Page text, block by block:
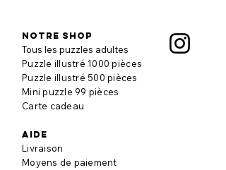
Notre shop
Tous les puzzles adultes
Puzzle illustré 1000 pièces
Puzzle illustré 500 pièces
Mini puzzle 99 pièces
Carte cadeau
aide
Livraison
Moyens de paiement